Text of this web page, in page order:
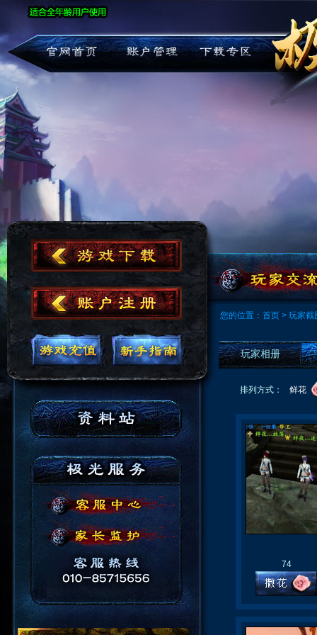
您的位置： 首页 > 玩家截
玩家相册
排列方式： 鲜花
74